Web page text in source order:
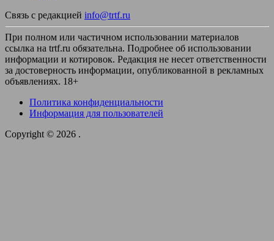
Связь с редакцией info@trtf.ru
При полном или частичном использовании материалов
ссылка на trtf.ru обязательна. Подробнее об использовании
информации и котировок. Редакция не несет ответственности
за достоверность информации, опубликованной в рекламных
объявлениях. 18+
Политика конфиденциальности
Информация для пользователей
Copyright © 2026 .